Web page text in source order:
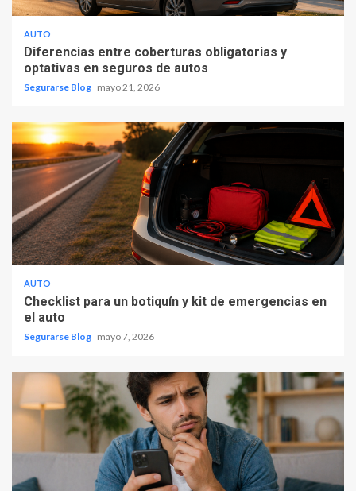
AUTO
Diferencias entre coberturas obligatorias y
optativas en seguros de autos
Segurarse Blog mayo 21, 2026
AUTO
Checklist para un botiquín y kit de emergencias en
el auto
Segurarse Blog mayo 7, 2026